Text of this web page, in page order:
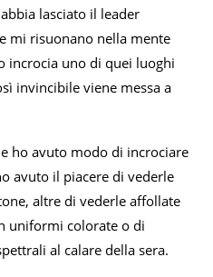
lasciato il leader
mi risuonano nella mente
incrocia uno di quei luoghi
invincibile viene messa a
ho avuto modo di incrociare
avuto il piacere di vederle
altre di vederle affollate
uniformi colorate o di
al calare della sera.